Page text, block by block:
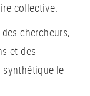
collective.
chercheurs,
et des
le